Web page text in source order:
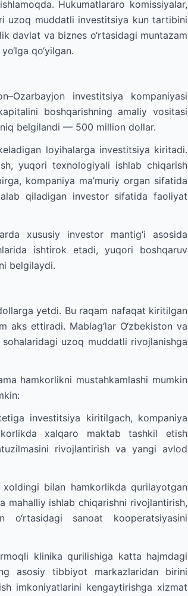
Hukumatlararo komissiyalar,
uzoq muddatli investitsiya kun tartibini
davlat va biznes o‘rtasidagi muntazam
qo‘yilgan.
investitsiya kompaniyasi
boshqarishning amaliy vositasi
belgilandi — 500 million dollar.
loyihalarga investitsiya kiritadi.
yuqori texnologiyali ishlab chiqarish
kompaniya ma’muriy organ sifatida
qiladigan investor sifatida faoliyat
xususiy investor mantig‘i asosida
ishtirok etadi, yuqori boshqaruv
belgilaydi.
yetdi. Bu raqam nafaqat kiritilgan
aks ettiradi. Mablag‘lar O‘zbekiston va
sohalaridagi uzoq muddatli rivojlanishga
hamkorlikni mustahkamlashi mumkin
investitsiya kiritilgach, kompaniya
xalqaro maktab tashkil etish
rivojlantirish va yangi avlod
bilan hamkorlikda qurilayotgan
ishlab chiqarishni rivojlantirish,
sanoat kooperatsiyasini
klinika qurilishiga katta hajmdagi
asosiy tibbiyot markazlaridan birini
imkoniyatlarini kengaytirishga xizmat